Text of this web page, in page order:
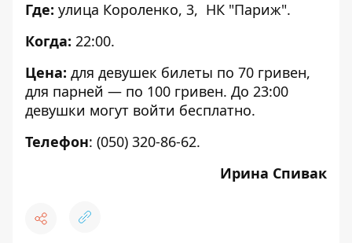
Где: улица Короленко, 3, НК "Париж".
Когда: 22:00.
Цена: для девушек билеты по 70 гривен,
для парней — по 100 гривен. До 23:00
девушки могут войти бесплатно.
Телефон: (050) 320-86-62.
Ирина Спивак